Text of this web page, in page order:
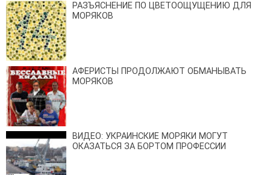
РАЗЪЯСНЕНИЕ ПО ЦВЕТООЩУЩЕНИЮ ДЛЯ
МОРЯКОВ
АФЕРИСТЫ ПРОДОЛЖАЮТ ОБМАНЫВАТЬ
МОРЯКОВ
ВИДЕО: УКРАИНСКИЕ МОРЯКИ МОГУТ
ОКАЗАТЬСЯ ЗА БОРТОМ ПРОФЕССИИ